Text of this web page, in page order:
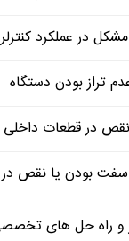
راه حل های